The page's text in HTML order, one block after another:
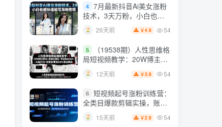
全流程
4 7月最新抖音Ai美女涨粉
技术，3天万粉，小白也能
快速起号涨粉变现
26天前 ￥4.9 54
5
（19538期）人性思维格
局短视频教学：20W博主亲
授×标准化流程×字幕封面设
计×AI提示词×橱窗带货6W
12天前 ￥3.9 54
6 短视频起号涨粉训练营：
全类目爆款剪辑实操，账号
节奏规划复盘落地教程
15天前 ￥2.9 54